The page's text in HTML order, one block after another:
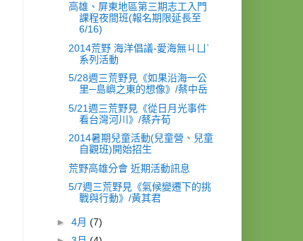
高雄、屏東地區第三期志工入門
課程夜間班(報名期限延長至
6/16)
2014荒野 海洋倡議-愛海無ㄐㄩˋ
系列活動
5/28週三荒野見《如果沿海一公
里─島嶼之東的想像》/蔡中岳
5/21週三荒野見《從日月光事件
看台灣河川》/蔡卉荀
2014暑期兒童活動(兒童營、兒童
自觀班)開始招生
荒野高雄分會 近期活動訊息
5/7週三荒野見《氣候變遷下的挑
戰與行動》/黃其君
► 4月 (7)